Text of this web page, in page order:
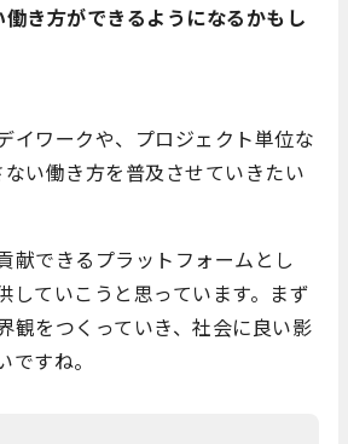
き方ができるようになるかもし
イワークや、プロジェクト単位な
い働き方を普及させていきたい
献できるプラットフォームとし
していこうと思っています。まず
観をつくっていき、社会に良い影
すね。